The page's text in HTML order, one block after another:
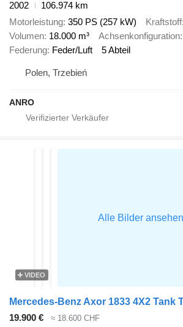
2002
106.974 km
Motorleistung 350 PS (257 kW) Kraftstoff
Volumen 18.000 m³ Achsenkonfiguration
Federung Feder/Luft 5 Abteil
Polen, Trzebień
ANRO
VIDEO
19.900 € ≈ 18.600 CHF